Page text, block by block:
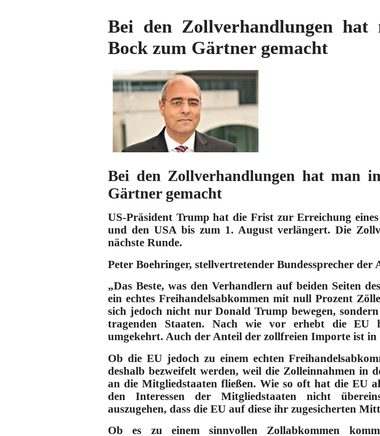
Bei den Zollverhandlungen
Bock zum Gärtner gemacht
Bei den Zollverhandlungen hat man
Gärtner gemacht
US-Präsident Trump hat die Frist zur Erreichung
und den USA bis zum 1. August verlängert. Die
nächste Runde.
Peter Boehringer, stellvertretender Bundessprecher
„Das Beste, was den Verhandlern auf beiden Seiten
ein echtes Freihandelsabkommen mit null Prozent
sich jedoch nicht nur Donald Trump bewegen,
tragenden Staaten. Nach wie vor erhebt die EU
umgekehrt. Auch der Anteil der zollfreien Importe ist in
Ob die EU jedoch zu einem echten
deshalb bezweifelt werden, weil die Zolleinnahmen
an die Mitgliedstaaten fließen. Wie so oft hat die EU
den Interessen der Mitgliedstaaten nicht
auszugehen, dass die EU auf diese ihr zugesicherten
Ob es zu einem sinnvollen Zollabkommen